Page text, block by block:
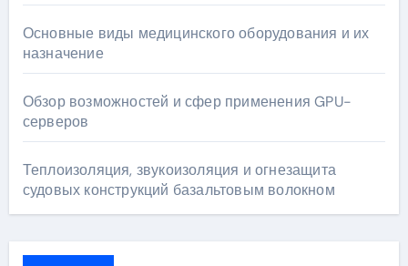
Основные виды медицинского оборудования и их
назначение
Обзор возможностей и сфер применения GPU-
серверов
Теплоизоляция, звукоизоляция и огнезащита
судовых конструкций базальтовым волокном